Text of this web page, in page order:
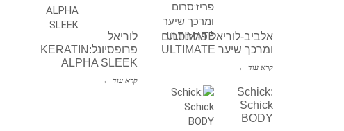
לוריאל
פרופסיונל:KERATIN
ALPHA SLEEK
קרא עוד ←
אלביב-לוריאל פריז:סרום
ומרכך שיער ULTIMATE
קרא עוד ←
Schick:
Schick
BODY